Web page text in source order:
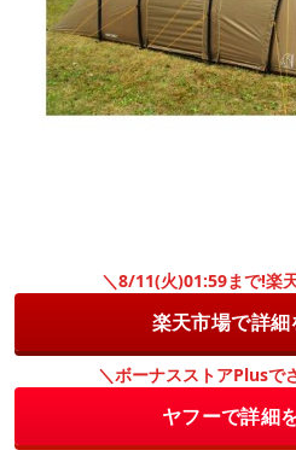
＼8/11(火)01:59まで!楽
楽天市場で詳細
＼ボーナスストアPlusで
ヤフーで詳細